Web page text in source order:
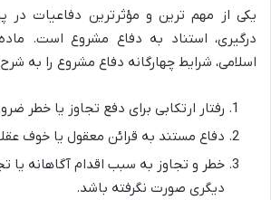
یکی از مهم ترین و مؤثرترین دفاعیات در
اسلامی، شرایط چهارگانه دفاع مشروع را به
رفتار ارتکابی برای دفع تجاوز یا خطر
دفاع مستند به قرائن معقول یا خوف
خطر و تجاوز به سبب اقدام آگاهانه یا
دیگری صورت نگرفته باشد.